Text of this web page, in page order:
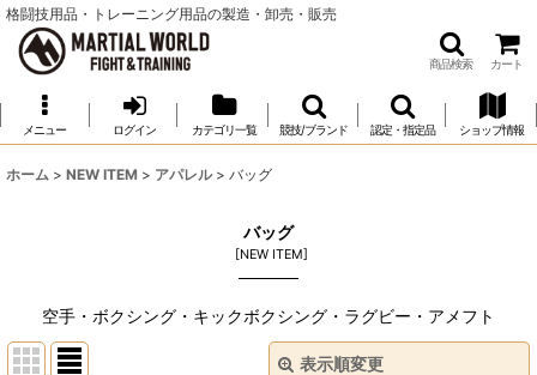
格闘技用品・トレーニング用品の製造・卸売・販売
商品検索 カート
メニュー ログイン カテゴリ一覧 競技/ブランド 認定・指定品 ショップ情報
ホーム > NEW ITEM > アパレル > バッグ
バッグ
[NEW ITEM]
空手・ボクシング・キックボクシング・ラグビー・アメフト
表示順変更